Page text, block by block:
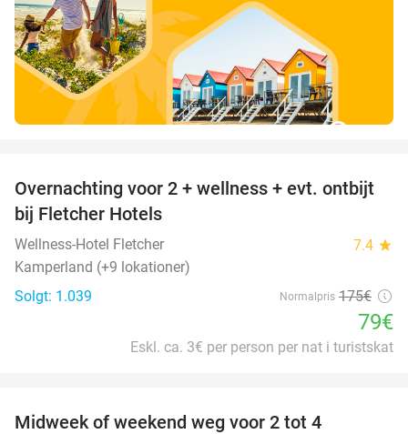
55%
Overnachting voor 2 + wellness + evt. ontbijt
bij Fletcher Hotels
Wellness-Hotel Fletcher 7.4 star
Kamperland (+9 lokationer)
Solgt: 1.039
Normalpris 175€
79€
Eskl. ca. 3€ per person per nat i turistskat
Midweek of weekend weg voor 2 tot 4